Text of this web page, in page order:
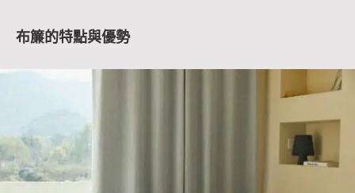
布簾的特點與優勢